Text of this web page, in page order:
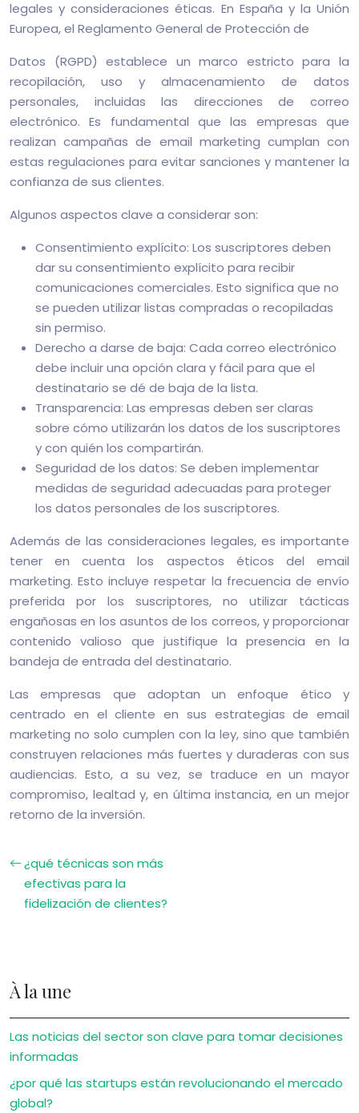
legales y consideraciones éticas. En España y la Unión
Europea, el Reglamento General de Protección de
Datos (RGPD) establece un marco estricto para la
recopilación, uso y almacenamiento de datos
personales, incluidas las direcciones de correo
electrónico. Es fundamental que las empresas que
realizan campañas de email marketing cumplan con
estas regulaciones para evitar sanciones y mantener la
confianza de sus clientes.
Algunos aspectos clave a considerar son:
Consentimiento explícito: Los suscriptores deben
dar su consentimiento explícito para recibir
comunicaciones comerciales. Esto significa que no
se pueden utilizar listas compradas o recopiladas
sin permiso.
Derecho a darse de baja: Cada correo electrónico
debe incluir una opción clara y fácil para que el
destinatario se dé de baja de la lista.
Transparencia: Las empresas deben ser claras
sobre cómo utilizarán los datos de los suscriptores
y con quién los compartirán.
Seguridad de los datos: Se deben implementar
medidas de seguridad adecuadas para proteger
los datos personales de los suscriptores.
Además de las consideraciones legales, es importante
tener en cuenta los aspectos éticos del email
marketing. Esto incluye respetar la frecuencia de envío
preferida por los suscriptores, no utilizar tácticas
engañosas en los asuntos de los correos, y proporcionar
contenido valioso que justifique la presencia en la
bandeja de entrada del destinatario.
Las empresas que adoptan un enfoque ético y
centrado en el cliente en sus estrategias de email
marketing no solo cumplen con la ley, sino que también
construyen relaciones más fuertes y duraderas con sus
audiencias. Esto, a su vez, se traduce en un mayor
compromiso, lealtad y, en última instancia, en un mejor
retorno de la inversión.
¿qué técnicas son más
efectivas para la
fidelización de clientes?
À la une
Las noticias del sector son clave para tomar decisiones
informadas
¿por qué las startups están revolucionando el mercado
global?